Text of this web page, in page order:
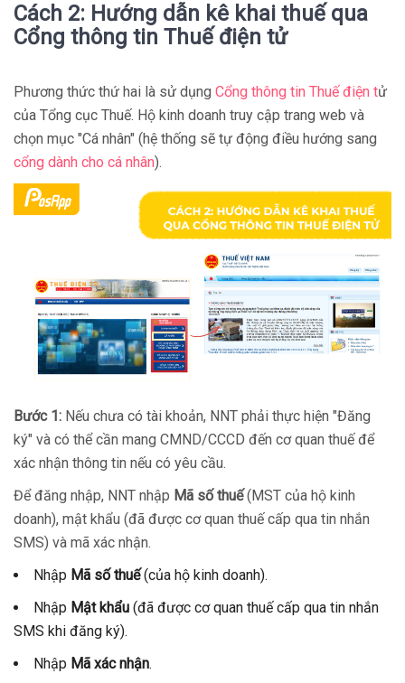
Cách 2: Hướng dẫn kê khai thuế qua
Cổng thông tin Thuế điện tử
Phương thức thứ hai là sử dụng Cổng thông tin Thuế điện tử
của Tổng cục Thuế. Hộ kinh doanh truy cập trang web và
chọn mục "Cá nhân" (hệ thống sẽ tự động điều hướng sang
cổng dành cho cá nhân).
Bước 1: Nếu chưa có tài khoản, NNT phải thực hiện "Đăng
ký" và có thể cần mang CMND/CCCD đến cơ quan thuế để
xác nhận thông tin nếu có yêu cầu.
Để đăng nhập, NNT nhập Mã số thuế(MST của hộ kinh
doanh), mật khẩu (đã được cơ quan thuế cấp qua tin nhắn
SMS) và mã xác nhận.
Nhập Mã số thuế(của hộ kinh doanh).
Nhập Mật khẩu (đã được cơ quan thuế cấp qua tin nhắn
SMS khi đăng ký).
Nhập Mã xác nhận.